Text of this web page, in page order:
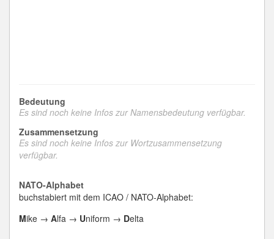
Bedeutung
Es sind noch keine Infos zur Namensbedeutung verfügbar.
Zusammensetzung
Es sind noch keine Infos zur Wortzusammensetzung
verfügbar.
NATO-Alphabet
buchstabiert mit dem ICAO / NATO-Alphabet:
Mike → Alfa → Uniform → Delta